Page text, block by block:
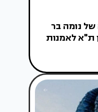
נומה בר
ת"א לאמנות